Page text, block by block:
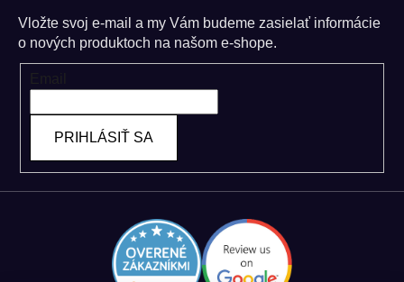
Vložte svoj e-mail a my Vám budeme zasielať informácie
o nových produktoch na našom e-shope.
PRIHLÁSIŤ SA